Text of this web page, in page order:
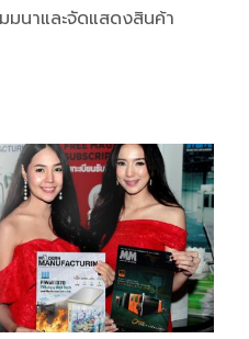
นาและจัดแสดงสินค้า